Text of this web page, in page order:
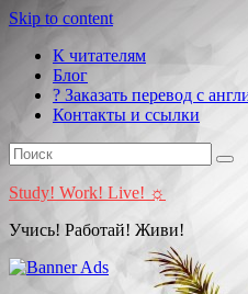
Skip to content
К читателям
Блог
? Заказать перевод с
Контакты и ссылки
Study! Work! Live! ☼
Учись! Работай! Живи!